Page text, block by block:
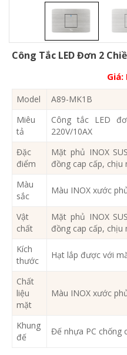
Công Tắc LED Đơn 2
Giá:
Model
A89-MK1B
Miêu
tả
Công tắc LED
220V/10AX
Đặc
điểm
Mặt phủ INOX
đồng cap cấp, chịu
Màu
sắc
Màu INOX xước
Vật
chất
Mặt phủ INOX
đồng cap cấp, chịu
Kích
thước
Hạt lắp được với
Chất
liệu
mặt
Màu INOX xước
Khung
đế
Đế nhựa PC chống